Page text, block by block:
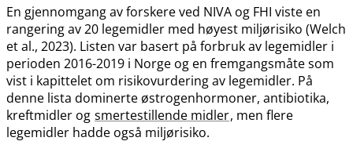
En gjennomgang av forskere ved NIVA og FHI viste en
rangering av 20 legemidler med høyest miljørisiko (Welch
et al., 2023). Listen var basert på forbruk av legemidler i
perioden 2016-2019 i Norge og en fremgangsmåte som
vist i kapittelet om risikovurdering av legemidler. På
denne lista dominerte østrogenhormoner, antibiotika,
kreftmidler og smertestillende midler, men flere
legemidler hadde også miljørisiko.